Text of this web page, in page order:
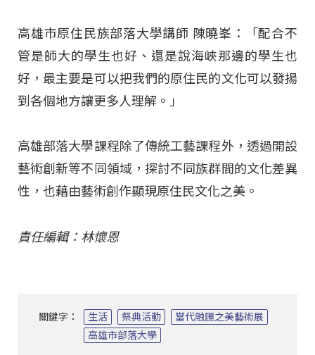
高雄市原住民族部落大學講師 陳曉峯：「配合不
管是師大的學生也好、還是說海峽那邊的學生也
好，最主要是可以把我們的原住民的文化可以發揚
到各個地方讓更多人理解。」
高雄部落大學課程除了傳統工藝課程外，透過開設
藝術創新等不同領域，探討不同族群間的文化差異
性，也藉由藝術創作顯現原住民文化之美。
責任編輯：林懷恩
關鍵字： 生活 祭典活動
當代融匯之美藝術展
高雄市部落大學